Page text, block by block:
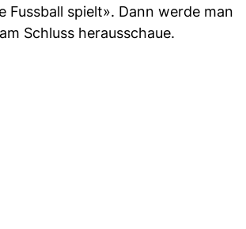
Fussball spielt». Dann werde man
Schluss herausschaue.